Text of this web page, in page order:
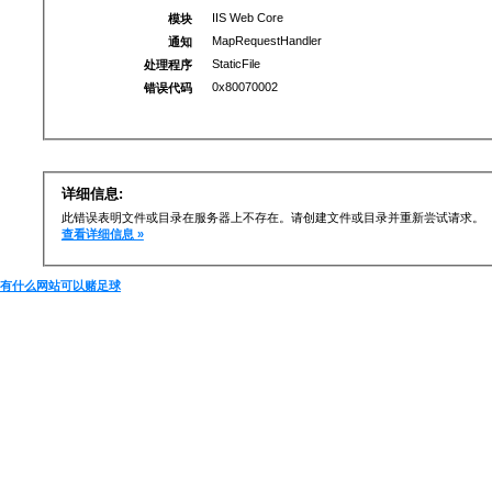
模块
IIS Web Core
通知
MapRequestHandler
处理程序
StaticFile
错误代码
0x80070002
详细信息:
此错误表明文件或目录在服务器上不存在。请创建文件或目录并重新尝试请求。
查看详细信息 »
有什么网站可以赌足球